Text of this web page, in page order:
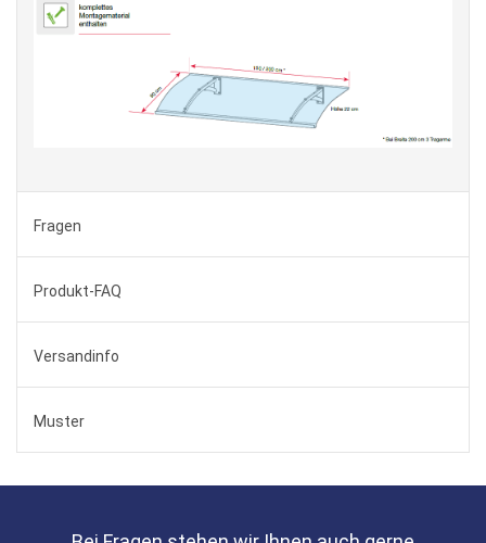
Fragen
Produkt-FAQ
Versandinfo
Muster